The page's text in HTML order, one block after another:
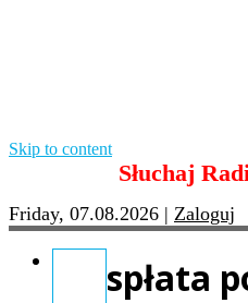
Skip to content
Słuchaj
Friday, 07.08.2026 | Zaloguj
spłata